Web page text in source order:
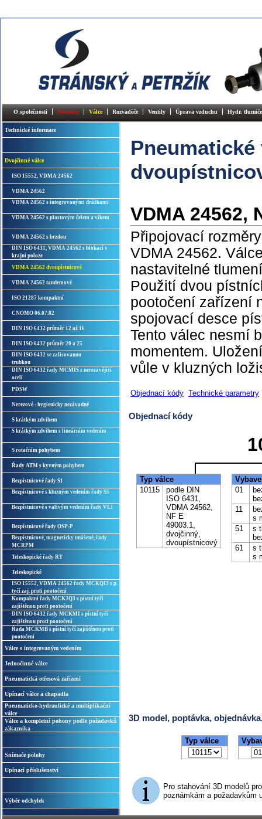
O společnosti Novinky Válce Rozvaděče Ventily Úprava vzduchu Hydr.
Technické informace
Dvojčinné válce
ISO 15552, VDMA 24562
VDMA 24562
VDMA 24562 s integrovanými drážkami
VDMA 24562 s plastovým čelem a víkem
VDMA 24562 s brzdou
DIN ISO 6431, VDMA 24562 s blokací v
krajní poloze
VDMA 24562 dvoupístnicové
VDMA 24562 tandemové
ISO 21287 kompaktní
CNOMO 06.07.02
DIN ISO 6432 průměr 12 až 16
DIN ISO 6432 průměr 20 a 25
DIN ISO 6432 se zalisovanou
trubkou
DIN ISO 6432 řady MCMIS z nerezavějící
oceli
PDSW
Nerezové - hygienicky nezávadné
S krátkým zdvihem
S krátkým zdvihem s lineárním vedením
S rotačním pohybem
Řady ATM s kyvným pohybem
Bezpístnicové řady S1
Bezpístnicové s kluzným vedením řady S5
Bezpístnicové s valivým vedením řady VL1
Bezpístnicové řady OSP-P
Bezpístnicové, magneticky unášené, řady
MCRPM
Teleskopické řady RT
Teleskopické
ISO 15552, VDMA 24562 řady MCKQI3 s p.
tyčí zaj. proti pootočení
Kompaktní řady MCKJQ3 s pístní tyčí
zajištěnou proti pootočení
DIN ISO 6432 řady MCKMI s pístní tyčí
zajištěnou proti pootočení
Řada MCKMB s pístní tyčí zajištěnou proti
pootočení
Válce s integrovaným vedením
Jednočinné válce
Pneumatická otřesová zařízení
Upínací válce a chapadla
Pneumaticko-hydraulické a multiplikační
válce
Válce a kompletní pohony podle požadavků
zákazníka
Snímače polohy
Upínací příslušenství
Výběr odchylek
VDMA 24562,
Připojovací
VDMA 24562.
nastavitelné
Použití dvou
pootočení zařízení
spojovací desce
Tento válec nesmí
momentem.
vůle v kluzných
Objednací kódy Technické parametry
Objednací kódy
Typ válce
10115
podle DIN
ISO 6431,
VDMA 24562,
NF E
49003.1,
dvojčinný,
dvoupístnicový
01
11
s
51
s
61
s
s
3D model, poptávka,
Typ válce
Pro stahování 3D modelů
poznámkám a požadavkům